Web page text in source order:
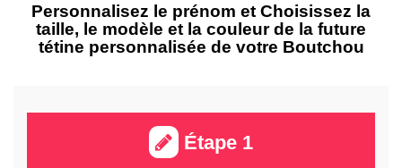
Personnalisez le prénom et Choisissez la
taille, le modèle et la couleur de la future
tétine personnalisée de votre Boutchou
Étape 1